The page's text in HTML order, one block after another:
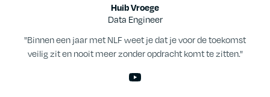
Huib Vroege
Data Engineer
"Binnen een jaar met NLF weet je dat je voor de toekomst
veilig zit en nooit meer zonder opdracht komt te zitten."